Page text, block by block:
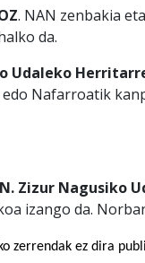
. NAN zenbakia
da.
Udaleko
Nafarroatik
Zizur Nagusiko
izango da.
zerrendak ez dira